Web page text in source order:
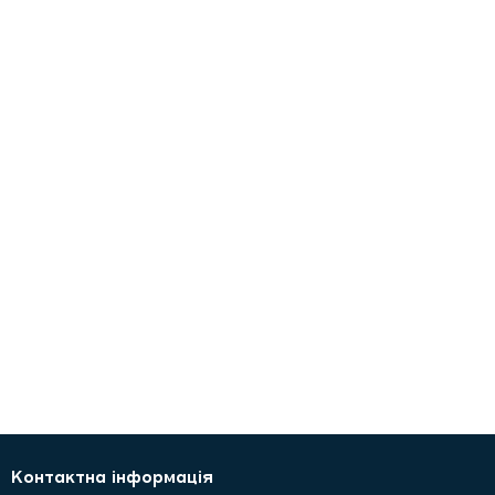
Контактна інформація